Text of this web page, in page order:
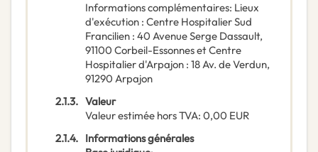
Informations complémentaires: Lieux
d'exécution : Centre Hospitalier Sud
Francilien : 40 Avenue Serge Dassault,
91100 Corbeil-Essonnes et Centre
Hospitalier d'Arpajon : 18 Av. de Verdun,
91290 Arpajon
2.1.3. Valeur
Valeur estimée hors TVA: 0,00 EUR
2.1.4. Informations générales